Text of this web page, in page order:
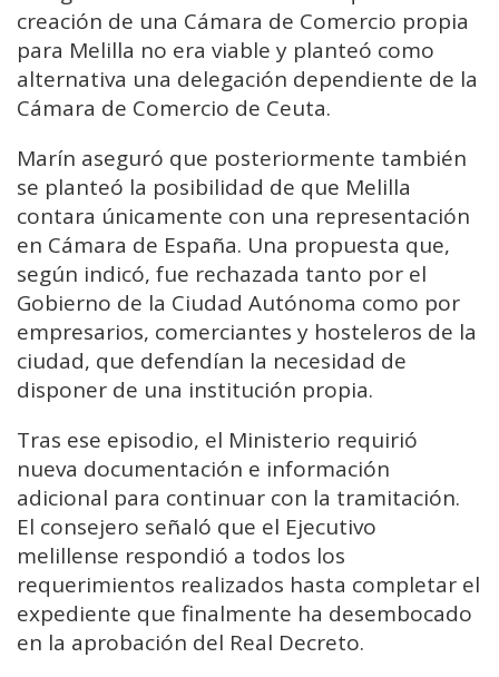
creación de una Cámara de Comercio propia
para Melilla no era viable y planteó como
alternativa una delegación dependiente de la
Cámara de Comercio de Ceuta.
Marín aseguró que posteriormente también
se planteó la posibilidad de que Melilla
contara únicamente con una representación
en Cámara de España. Una propuesta que,
según indicó, fue rechazada tanto por el
Gobierno de la Ciudad Autónoma como por
empresarios, comerciantes y hosteleros de la
ciudad, que defendían la necesidad de
disponer de una institución propia.
Tras ese episodio, el Ministerio requirió
nueva documentación e información
adicional para continuar con la tramitación.
El consejero señaló que el Ejecutivo
melillense respondió a todos los
requerimientos realizados hasta completar el
expediente que finalmente ha desembocado
en la aprobación del Real Decreto.